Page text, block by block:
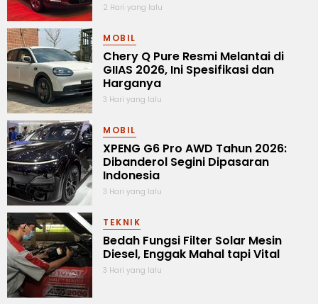
2 Hari yang lalu
MOBIL
Chery Q Pure Resmi Melantai di
GIIAS 2026, Ini Spesifikasi dan
Harganya
3 Hari yang lalu
MOBIL
XPENG G6 Pro AWD Tahun 2026:
Dibanderol Segini Dipasaran
Indonesia
3 Hari yang lalu
TEKNIK
Bedah Fungsi Filter Solar Mesin
Diesel, Enggak Mahal tapi Vital
3 Hari yang lalu